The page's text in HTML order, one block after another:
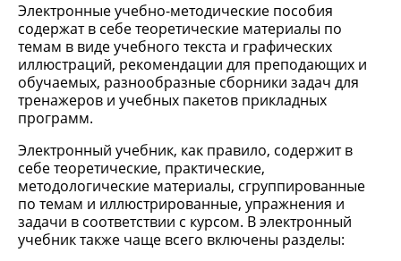
Электронные учебно-методические пособия
содержат в себе теоретические материалы по
темам в виде учебного текста и графических
иллюстраций, рекомендации для преподающих и
обучаемых, разнообразные сборники задач для
тренажеров и учебных пакетов прикладных
программ.
Электронный учебник, как правило, содержит в
себе теоретические, практические,
методологические материалы, сгруппированные
по темам и иллюстрированные, упражнения и
задачи в соответствии с курсом. В электронный
учебник также чаще всего включены разделы: